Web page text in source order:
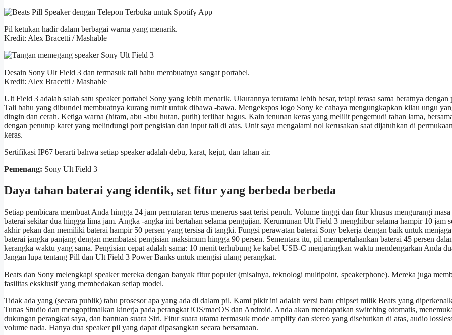
Pil ketukan hadir dalam berbagai warna yang menarik.
Kredit: Alex Bracetti / Mashable
Desain Sony Ult Field 3 dan termasuk tali bahu membuatnya sangat portabel.
Kredit: Alex Bracetti / Mashable
Ult Field 3 adalah salah satu speaker portabel Sony yang lebih menarik. Ukurannya terutama lebih besar, tetapi terasa sama beratnya dengan
Tali bahu yang dibundel membuatnya kurang rumit untuk dibawa -bawa. Mengekspos logo Sony ke cahaya mengungkapkan kilau ungu
dingin dan cerah. Ketiga warna (hitam, abu -abu hutan, putih) terlihat bagus. Kain tenunan keras yang melilit pengemudi tahan lama,
dengan penutup karet yang melindungi port pengisian dan input tali di atas. Unit saya mengalami nol kerusakan saat dijatuhkan di
keras.
Sertifikasi IP67 berarti bahwa setiap speaker adalah debu, karat, kejut, dan tahan air.
Pemenang: Sony Ult Field 3
Daya tahan baterai yang identik, set fitur yang berbeda berbeda
Setiap pembicara membuat Anda hingga 24 jam pemutaran terus menerus saat terisi penuh. Volume tinggi dan fitur khusus mengurangi
baterai sekitar dua hingga lima jam. Angka -angka ini bertahan selama pengujian. Kerumunan Ult Field 3 menghibur selama hampir 10 jam
akhir pekan dan memiliki baterai hampir 50 persen yang tersisa di tangki. Fungsi perawatan baterai Sony bekerja dengan baik untuk menjaga
baterai jangka panjang dengan membatasi pengisian maksimum hingga 90 persen. Sementara itu, pil mempertahankan baterai 45 persen
kerangka waktu yang sama. Pengisian cepat adalah sama: 10 menit terhubung ke kabel USB-C menjaringkan waktu mendengarkan Anda
Jangan lupa tentang Pill dan Ult Field 3 Power Banks untuk mengisi ulang perangkat.
Beats dan Sony melengkapi speaker mereka dengan banyak fitur populer (misalnya, teknologi multipoint, speakerphone). Mereka juga
fasilitas eksklusif yang membedakan setiap model.
Tidak ada yang (secara publik) tahu prosesor apa yang ada di dalam pil. Kami pikir ini adalah versi baru chipset milik Beats yang
Tunas Studio dan mengoptimalkan kinerja pada perangkat iOS/macOS dan Android. Anda akan mendapatkan switching otomatis,
dukungan perangkat saya, dan bantuan suara Siri. Fitur suara utama termasuk mode amplify dan stereo yang disebutkan di atas, audio
volume nada. Hanya dua speaker pil yang dapat dipasangkan secara bersamaan.